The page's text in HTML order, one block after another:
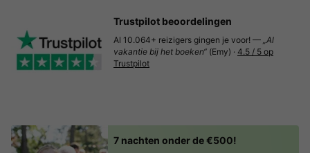
Trustpilot beoordelingen
Al 10.064+ reizigers gingen je voor! — „Al
vakantie bij het boeken“ (Emy) · 4.5 / 5 op
Trustpilot
7 nachten onder de €500!